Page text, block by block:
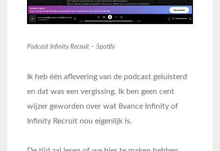
Podcast Infinity Recruit – Spotify
Ik heb één aflevering van de podcast geluisterd
en dat was een vergissing. Ik ben geen cent
wijzer geworden over wat 8vance Infinity of
Infinity Recruit nou eigenlijk is.